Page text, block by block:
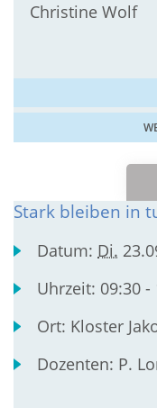
Christine Wolf
Stark bleiben in
Datum: Di.
Uhrzeit: 09:30 -
Ort: Kloster
Dozenten: P.